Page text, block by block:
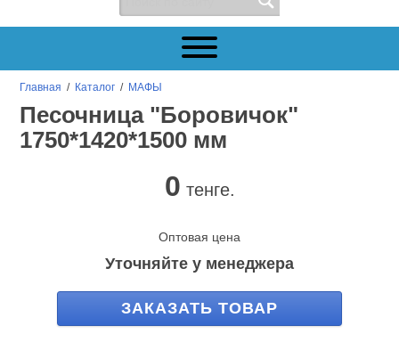
Главная / Каталог / МАФЫ
Песочница "Боровичок"
1750*1420*1500 мм
0 тенге.
Оптовая цена
Уточняйте у менеджера
ЗАКАЗАТЬ ТОВАР